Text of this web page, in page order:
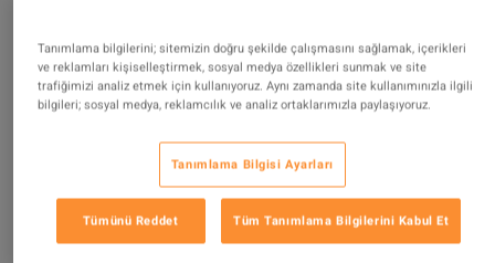
Fortnite - Diamond Pony Glider DLC PC
Epic Games CD Key
Tarafından Satılıyor MicroJump
$118.58
Tanımlama bilgilerini; sitemizin doğru şekilde çalışmasını sağlamak, içerikleri
ve reklamları kişiselleştirmek, sosyal medya özellikleri sunmak ve site
trafiğimizi analiz etmek için kullanıyoruz. Aynı zamanda site kullanımınızla ilgili
bilgileri; sosyal medya, reklamcılık ve analiz ortaklarımızla paylaşıyoruz.
Tanımlama Bilgisi Ayarları
Tümünü Reddet Tüm Tanımlama Bilgilerini Kabul Et